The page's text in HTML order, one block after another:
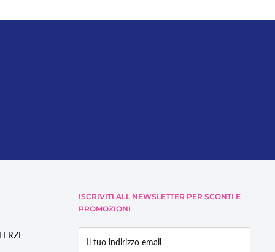
ISCRIVITI ALL NEWSLETTER PER SCONTI E
PROMOZIONI
Il tuo indirizzo email